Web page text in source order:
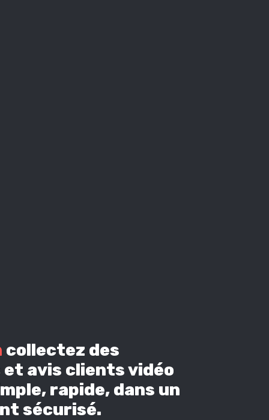
collectez des
et avis clients vidéo
rapide, dans un
sécurisé.